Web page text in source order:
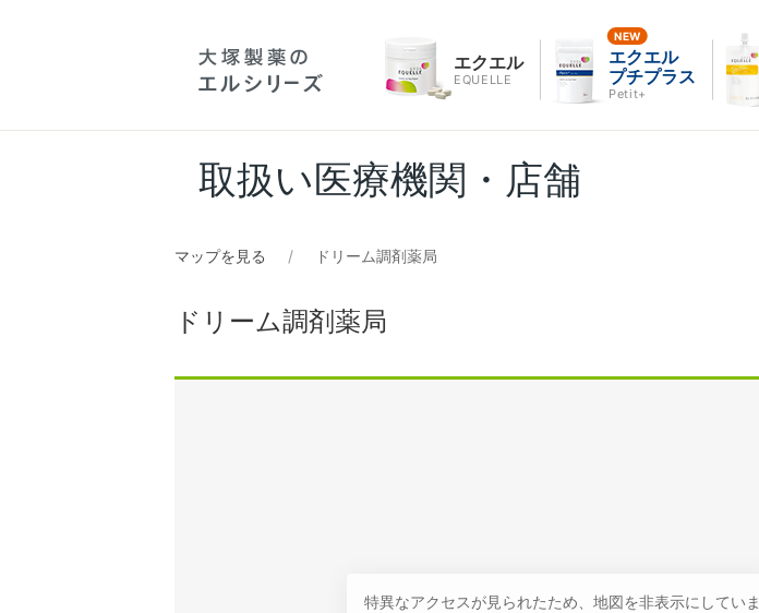
エクエル
EQUELLE
エクエル
プチプラス
Petit+
取扱い医療機関・店舗
マップを見る ドリーム調剤薬局
ドリーム調剤薬局
特異なアクセスが見られたため、地図を非表示にしていま